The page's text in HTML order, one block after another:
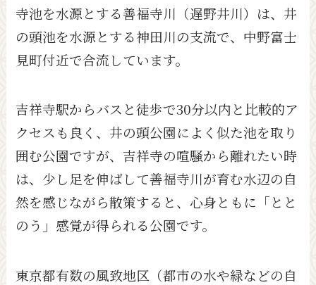
寺池を水源とする善福寺川（遅野井川）は、井
の頭池を水源とする神田川の支流で、中野富士
見町付近で合流しています。
吉祥寺駅からバスと徒歩で30分以内と比較的ア
クセスも良く、井の頭公園によく似た池を取り
囲む公園ですが、吉祥寺の喧騒から離れたい時
は、少し足を伸ばして善福寺川が育む水辺の自
然を感じながら散策すると、心身ともに「とと
のう」感覚が得られる公園です。
東京都有数の風致地区（都市の水や緑などの自